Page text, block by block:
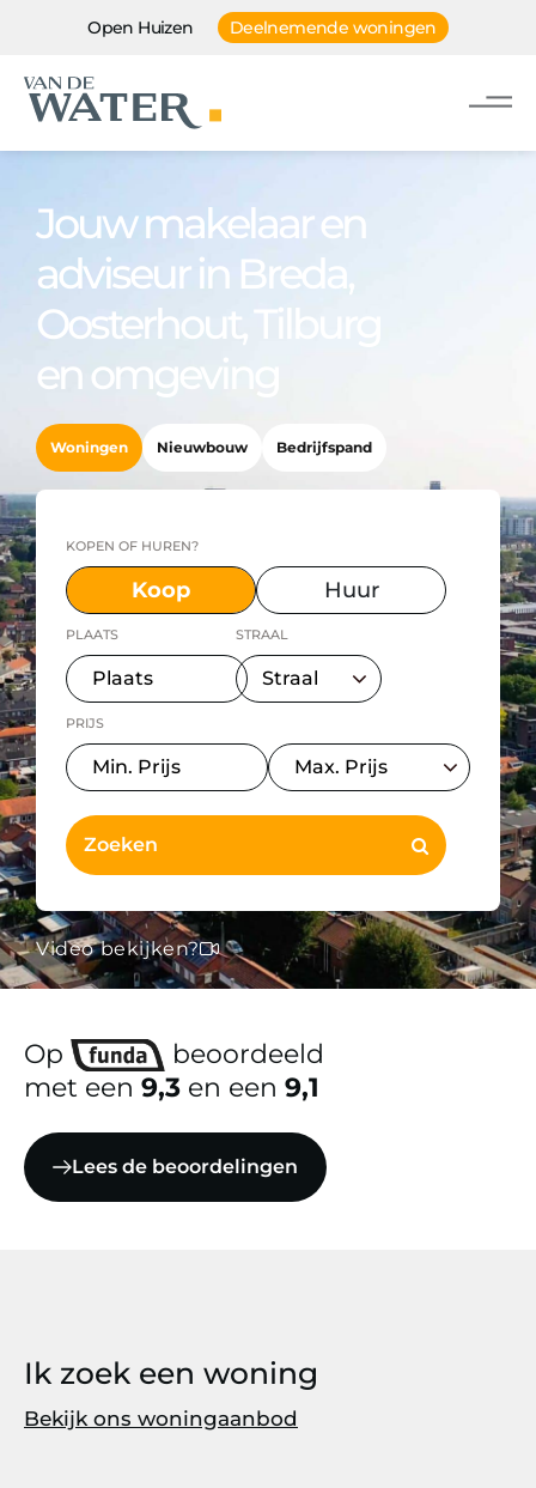
Open Huizen Deelnemende woningen
Jouw makelaar en
adviseur in Breda,
Oosterhout, Tilburg
en omgeving
Woningen Nieuwbouw Bedrijfspand
KOPEN OF HUREN?
Koop Huur
PLAATS STRAAL
PRIJS
Video bekijken?
Op
beoordeeld
met een 9,3 en een 9,1
Lees de beoordelingen
Ik zoek een woning
Bekijk ons woningaanbod